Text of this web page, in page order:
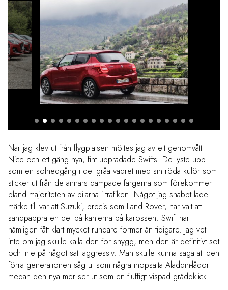
När jag klev ut från flygplatsen möttes jag av ett genomvått
Nice och ett gäng nya, fint uppradade Swifts. De lyste upp
som en solnedgång i det gråa vädret med sin röda kulör som
sticker ut från de annars dämpade färgerna som förekommer
bland majoriteten av bilarna i trafiken. Något jag snabbt lade
märke till var att Suzuki, precis som Land Rover, har valt att
sandpappra en del på kanterna på karossen. Swift har
nämligen fått klart mycket rundare former än tidigare. Jag vet
inte om jag skulle kalla den för snygg, men den är definitivt söt
och inte på något sätt aggressiv. Man skulle kunna säga att den
förra generationen såg ut som några ihopsatta Aladdin-lådor
medan den nya mer ser ut som en fluffigt vispad gräddklick.